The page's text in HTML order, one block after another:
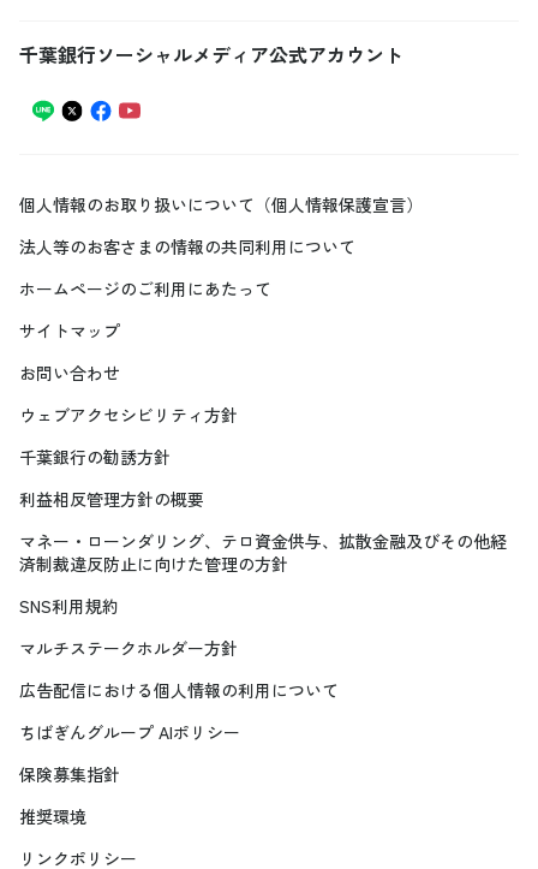
千葉銀行ソーシャルメディア公式アカウント
個人情報のお取り扱いについて（個人情報保護宣言）
法人等のお客さまの情報の共同利用について
ホームページのご利用にあたって
サイトマップ
お問い合わせ
ウェブアクセシビリティ方針
千葉銀行の勧誘方針
利益相反管理方針の概要
マネー・ローンダリング、テロ資金供与、拡散金融及びその他経
済制裁違反防止に向けた管理の方針
SNS利用規約
マルチステークホルダー方針
広告配信における個人情報の利用について
ちばぎんグループ AIポリシー
保険募集指針
推奨環境
リンクポリシー